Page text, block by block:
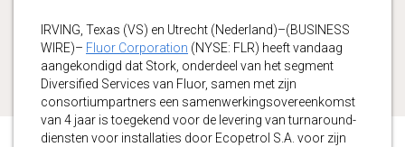
IRVING, Texas (VS) en Utrecht (Nederland)–(BUSINESS
WIRE)– Fluor Corporation (NYSE: FLR) heeft vandaag
aangekondigd dat Stork, onderdeel van het segment
Diversified Services van Fluor, samen met zijn
consortiumpartners een samenwerkingsovereenkomst
van 4 jaar is toegekend voor de levering van turnaround-
diensten voor installaties door Ecopetrol S.A. voor zijn